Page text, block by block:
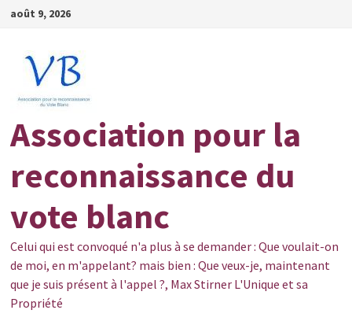
Passer
contenu
août 9, 2026
Association pour la
reconnaissance du
vote blanc
Celui qui est convoqué n'a plus à se demander : Que voulait-on
de moi, en m'appelant? mais bien : Que veux-je, maintenant
que je suis présent à l'appel ?, Max Stirner L'Unique et sa
Propriété